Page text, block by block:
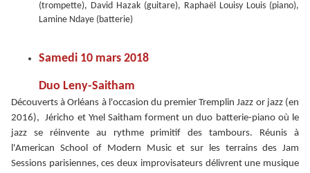
(trompette), David Hazak (guitare), Raphaël Louisy Louis (piano),
Lamine Ndaye (batterie)
Samedi 10 mars 2018
Duo Leny-Saitham
Découverts à Orléans à l'occasion du premier Tremplin Jazz or jazz (en
2016), Jéricho et Ynel Saitham forment un duo batterie-piano où le
jazz se réinvente au rythme primitif des tambours. Réunis à
l'American School of Modern Music et sur les terrains des Jam
Sessions parisiennes, ces deux improvisateurs délivrent une musique